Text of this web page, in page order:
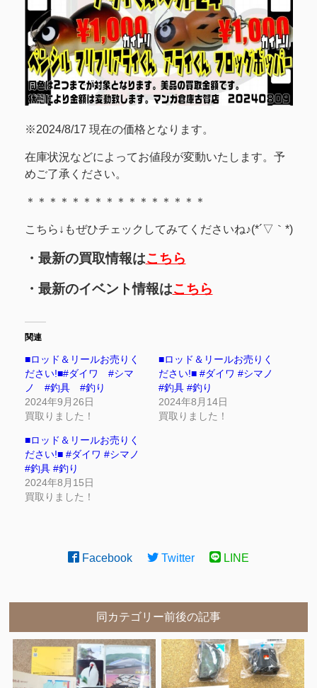
※2024/8/17 現在の価格となります。
在庫状況などによってお値段が変動いたします。予
めご了承ください。
＊＊＊＊＊＊＊＊＊＊＊＊＊＊＊＊
こちら↓もぜひチェックしてみてくださいね♪(*´▽｀*)
・最新の買取情報はこちら
・最新のイベント情報はこちら
関連
■ロッド＆リールお売りく
ださい!■#ダイワ #シマ
ノ #釣具 #釣り
2024年9月26日
買取りました！
■ロッド＆リールお売りく
ださい!■ #ダイワ #シマノ
#釣具 #釣り
2024年8月14日
買取りました！
■ロッド＆リールお売りく
ださい!■ #ダイワ #シマノ
#釣具 #釣り
2024年8月15日
買取りました！
Facebook Twitter LINE
同カテゴリー前後の記事